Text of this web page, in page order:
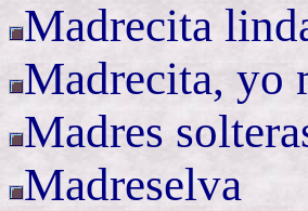
Madrecita
Madrecita, yo
Madres
Madreselva